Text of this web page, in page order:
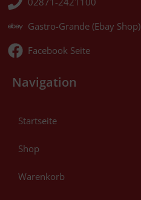
Gastro-Grande (Ebay Shop)
Facebook Seite
Navigation
Startseite
Shop
Warenkorb